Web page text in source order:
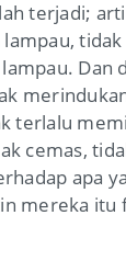
terjadi;
Dan
terlalu
cemas,
apa
mereka itu